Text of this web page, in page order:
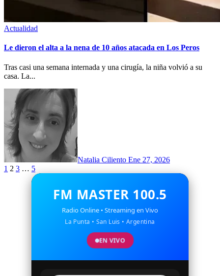
Actualidad
Le dieron el alta a la nena de 10 años atacada en Los Peros
Tras casi una semana internada y una cirugía, la niña volvió a su
casa. La...
Natalia Ciliento Ene 27, 2026
Paginación
1 2 3 … 5
FM MASTER 100.5
Radio Online • Streaming en Vivo
La Punta • San Luis • Argentina
EN VIVO